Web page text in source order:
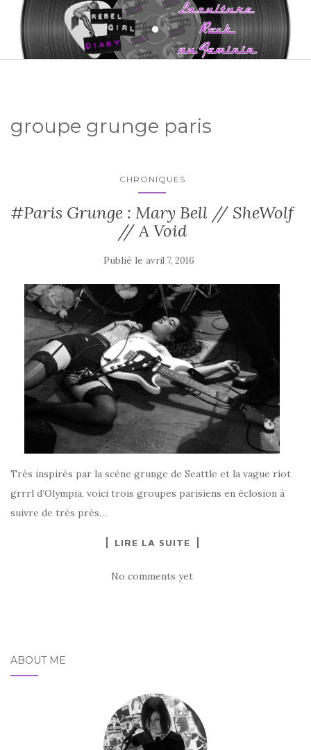
groupe grunge paris
CHRONIQUES
#Paris Grunge : Mary Bell // SheWolf
// A Void
Publié le avril 7, 2016
Très inspirés par la scène grunge de Seattle et la vague riot
grrrl d’Olympia, voici trois groupes parisiens en éclosion à
suivre de très près…
LIRE LA SUITE
No comments yet
ABOUT ME